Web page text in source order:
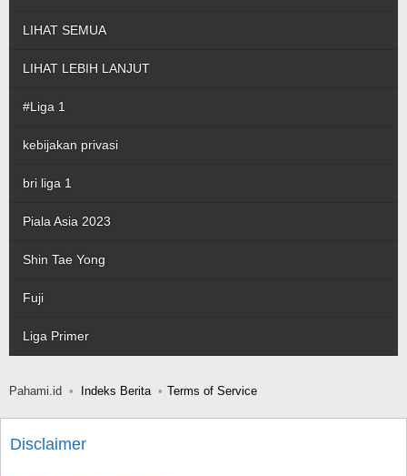
LIHAT SEMUA
LIHAT LEBIH LANJUT
#Liga 1
kebijakan privasi
bri liga 1
Piala Asia 2023
Shin Tae Yong
Fuji
Liga Primer
Pahami.id Indeks Berita Terms of Service
Disclaimer